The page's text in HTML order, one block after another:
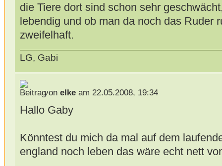
die Tiere dort sind schon sehr
lebendig und ob man da noch das Ruder
zweifelhaft.
LG, Gabi
von elkeam 22.05.2008, 19:34
Hallo Gaby
Könntest du mich da mal auf dem
england noch leben das wäre echt nett